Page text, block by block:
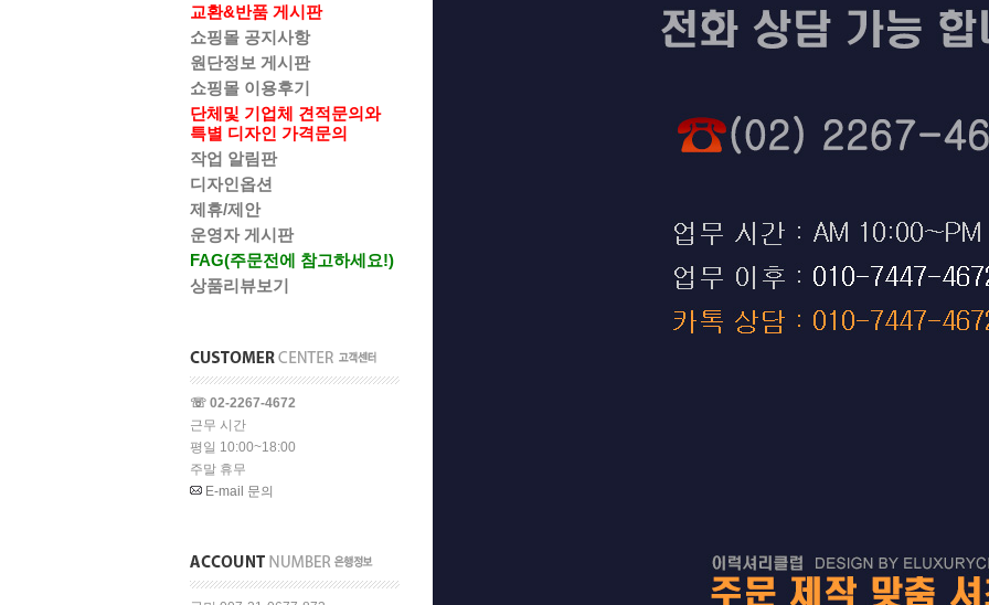
교환&반품 게시판
쇼핑몰 공지사항
원단정보 게시판
쇼핑몰 이용후기
단체및 기업체 견적문의와
특별 디자인 가격문의
작업 알림판
디자인옵션
제휴/제안
운영자 게시판
FAG(주문전에 참고하세요!)
상품리뷰보기
☏ 02-2267-4672
근무 시간
평일 10:00~18:00
주말 휴무
E-mail 문의